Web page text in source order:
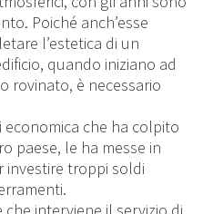
Poiché anch’esse
l’estetica di un
quando iniziano ad
rovinato, è necessario
che ha colpito
paese, le ha messe in
investire troppi soldi